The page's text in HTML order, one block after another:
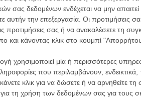
σας δεδομένων ενδέχεται να μην απαιτεί
αυτήν την επεξεργασία. Οι προτιμήσεις
προτιμήσεις σας ή να ανακαλέσετε τη
και κάνοντας κλικ στο κουμπί
χρησιμοποιεί μία ή περισσότερες
που περιλαμβάνουν, ενδεικτικά,
κλικ για να δώσετε ή να αρνηθείτε τη
τη χρήση των δεδομένων σας για τους
μία συρταριέρα
Αστυνομικός
του
που δεν
εξηγεί ο
ξοδεύουν
τους ώρες και
Οι Αρμονίες
Werckmeister